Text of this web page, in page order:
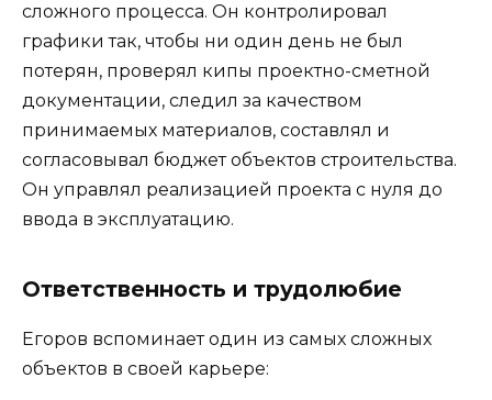
сложного процесса. Он контролировал
графики так, чтобы ни один день не был
потерян, проверял кипы проектно-сметной
документации, следил за качеством
принимаемых материалов, составлял и
согласовывал бюджет объектов строительства.
Он управлял реализацией проекта с нуля до
ввода в эксплуатацию.
Ответственность и трудолюбие
Егоров вспоминает один из самых сложных
объектов в своей карьере: